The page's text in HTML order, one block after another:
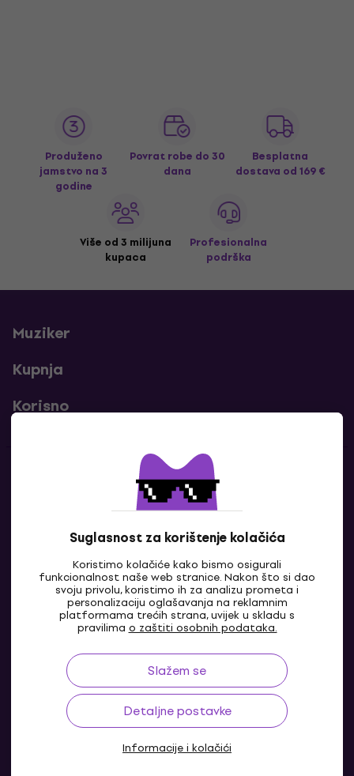
Suglasnost za korištenje kolačića
Koristimo kolačiće kako bismo osigurali
funkcionalnost naše web stranice. Nakon što si dao
svoju privolu, koristimo ih za analizu prometa i
personalizaciju oglašavanja na reklamnim
platformama trećih strana, uvijek u skladu s
pravilima o zaštiti osobnih podataka.
Slažem se
Detaljne postavke
Informacije i kolačići
Produženo
jamstvo na 3
godine
Povrat robe do 30
dana
Besplatna
dostava od 169 €
Više od 3 milijuna
kupaca
Profesionalna
podrška
Muziker
Kupnja
Korisno
Kontakti
Javi nam se
HR